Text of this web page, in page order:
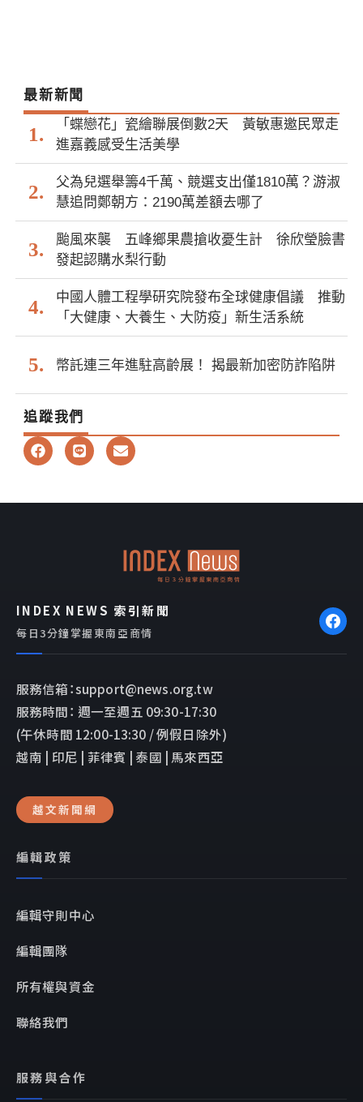
最新新聞
「蝶戀花」瓷繪聯展倒數2天 黃敏惠邀民眾走
進嘉義感受生活美學
父為兒選舉籌4千萬、競選支出僅1810萬？游淑
慧追問鄭朝方：2190萬差額去哪了
颱風來襲 五峰鄉果農搶收憂生計 徐欣瑩臉書
發起認購水梨行動
中國人體工程學研究院發布全球健康倡議 推動
「大健康、大養生、大防疫」新生活系統
幣託連三年進駐高齡展！ 揭最新加密防詐陷阱
追蹤我們
F
a
b
L
i
E
n
l
INDEX NEWS 索引新聞
每日3分鐘掌握東南亞商情
服務信箱：support@news.org.tw
服務時間： 週一至週五 09:30-17:30
(午休時間 12:00-13:30 / 例假日除外)
越南 | 印尼 | 菲律賓 | 泰國 | 馬來西亞
越文新聞網
編輯政策
編輯守則中心
編輯團隊
所有權與資金
聯絡我們
服務與合作